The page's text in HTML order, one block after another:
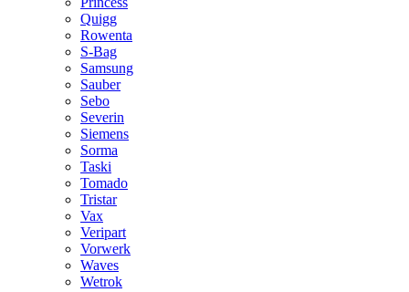
Quigg
Rowenta
S-Bag
Samsung
Sauber
Sebo
Severin
Siemens
Sorma
Taski
Tomado
Tristar
Vax
Veripart
Vorwerk
Waves
Wetrok